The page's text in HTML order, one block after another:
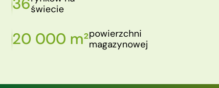
świecie
20 000 m²powierzchni
magazynowej